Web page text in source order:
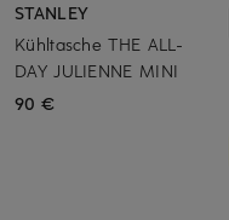
STANLEY
Kühltasche THE ALL-
DAY JULIENNE MINI
90 €